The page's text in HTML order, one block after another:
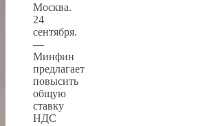
Москва.
24
сентября.
—
Минфин
предлагает
повысить
общую
ставку
НДС